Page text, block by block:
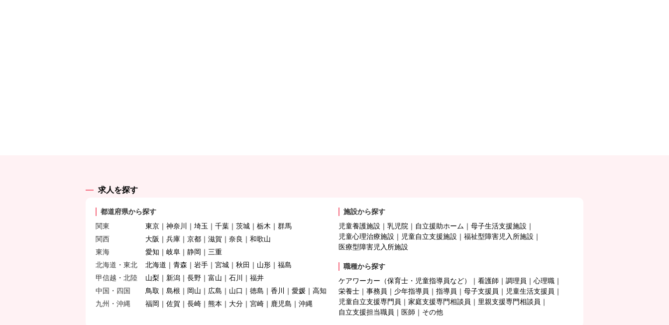
求人を探す
都道府県から探す
関東
東京 神奈川 埼玉 千葉 茨城 栃木
群馬
関西
大阪 兵庫 京都 滋賀 奈良
和歌山
東海
愛知 岐阜 静岡
三重
北海道・東北
北海道 青森 岩手 宮城 秋田 山形
福島
甲信越・北陸
山梨 新潟 長野 富山 石川
福井
中国・四国
鳥取 島根 岡山 広島 山口 徳島 香川 愛媛
高知
九州・沖縄
福岡 佐賀 長崎 熊本 大分 宮崎 鹿児島 沖縄
施設から探す
児童養護施設
乳児院 自立援助ホーム
母子生活支援施設
児童心理治療施設
児童自立支援施設
福祉型障害児入所施設
医療型障害児入所施設
職種から探す
ケアワーカー（保育士・児童指導員など）
看護師 調理員
心理職
栄養士
事務員 少年指導員 指導員 母子支援員
児童生活支援員
児童自立支援専門員
家庭支援専門相談員
里親支援専門相談員
自立支援担当職員
医師 その他